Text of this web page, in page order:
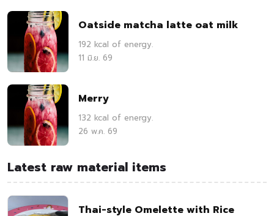
Oatside matcha latte oat milk
192 kcal of energy.
11 มิ.ย. 69
Merry
132 kcal of energy.
26 พ.ค. 69
Latest raw material items
Thai-style Omelette with Rice